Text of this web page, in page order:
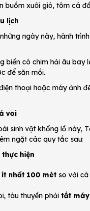
buồm xuôi gió, tôm cá
lịch
ngày này, hành
biển có chim hải âu
để săn mồi.
thoại hoặc máy ảnh
voi
sinh vật khổng lồ này,
ngặt các quy tắc sau:
thực hiện
nhất 100 mét so với cá
tàu thuyền phải tắt máy